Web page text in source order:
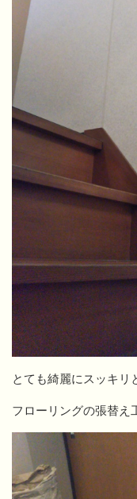
とても綺麗にスッキリ
フローリングの張替え